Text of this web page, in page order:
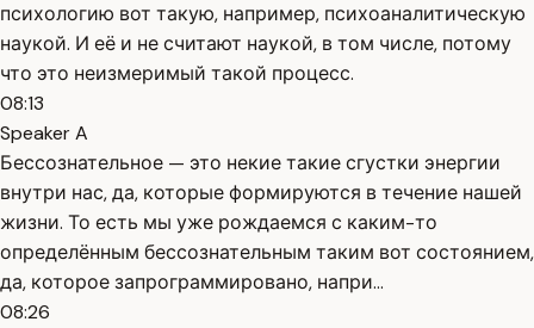
психологию вот такую, например, психоаналитическую
наукой. И её и не считают наукой, в том числе, потому
что это неизмеримый такой процесс.
08:13
Speaker A
Бессознательное — это некие такие сгустки энергии
внутри нас, да, которые формируются в течение нашей
жизни. То есть мы уже рождаемся с каким-то
определённым бессознательным таким вот состоянием,
да, которое запрограммировано, напри...
08:26